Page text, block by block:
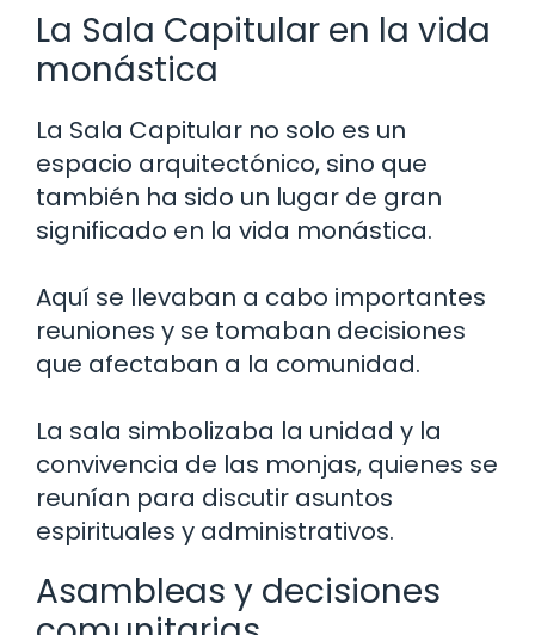
La Sala Capitular en la vida
monástica
La Sala Capitular no solo es un
espacio arquitectónico, sino que
también ha sido un lugar de gran
significado en la vida monástica.
Aquí se llevaban a cabo importantes
reuniones y se tomaban decisiones
que afectaban a la comunidad.
La sala simbolizaba la unidad y la
convivencia de las monjas, quienes se
reunían para discutir asuntos
espirituales y administrativos.
Asambleas y decisiones